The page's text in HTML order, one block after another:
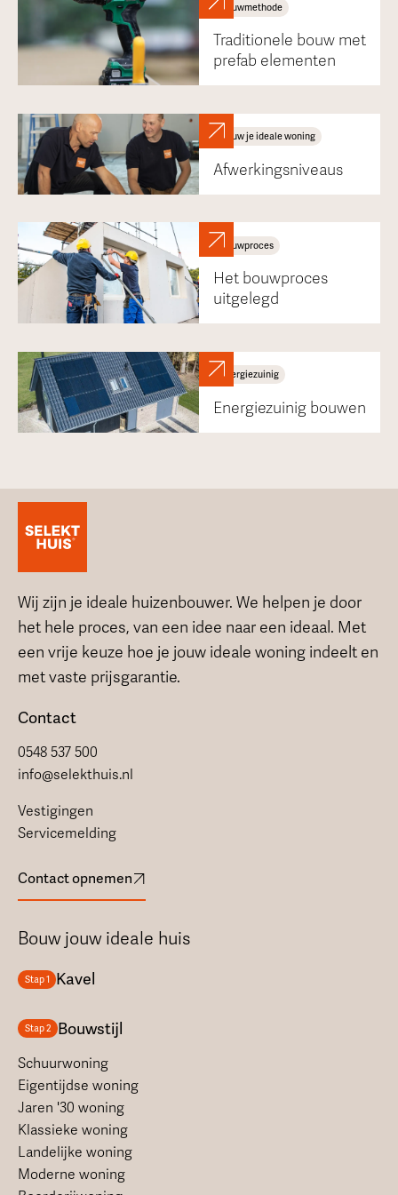
Bouwmethode
Traditionele bouw met
prefab elementen
Bouw je ideale woning
Afwerkingsniveaus
Bouwproces
Het bouwproces
uitgelegd
Energiezuinig
Energiezuinig bouwen
Wij zijn je ideale huizenbouwer. We helpen je door
het hele proces, van een idee naar een ideaal. Met
een vrije keuze hoe je jouw ideale woning indeelt en
met vaste prijsgarantie.
Contact
0548 537 500
info@selekthuis.nl
Vestigingen
Servicemelding
Contact opnemen
Bouw jouw ideale huis
Stap 1 Kavel
Stap 2 Bouwstijl
Schuurwoning
Eigentijdse woning
Jaren '30 woning
Klassieke woning
Landelijke woning
Moderne woning